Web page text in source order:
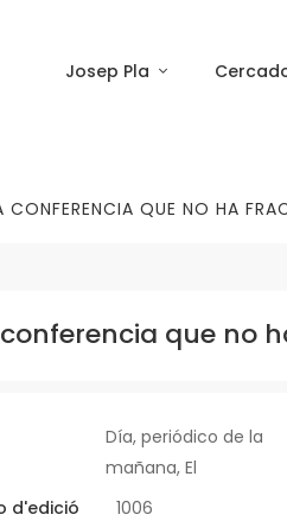
Josep Pla
CONFERENCIA QUE NO HA
que no
Día, periódico de la
mañana, El
d'edició 1006